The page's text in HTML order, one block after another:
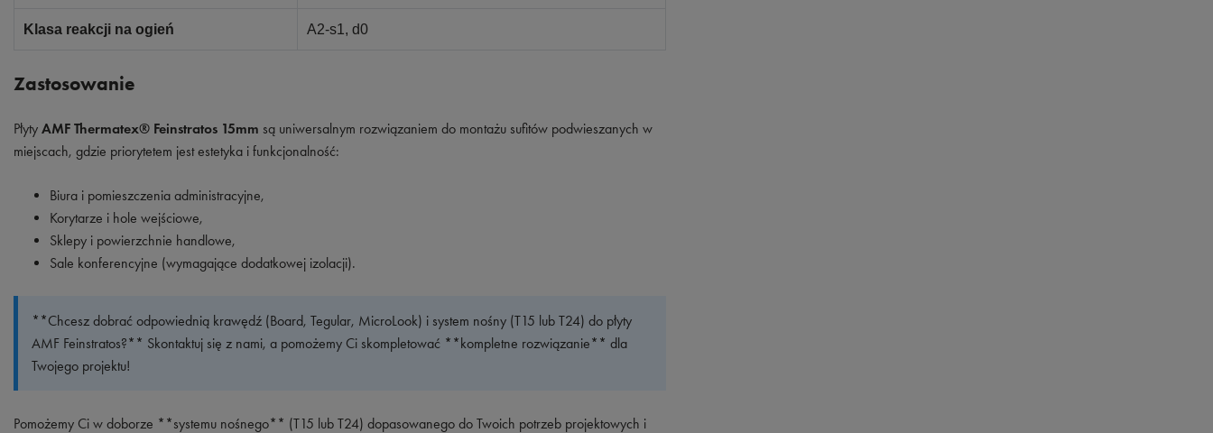
Klasa reakcji na ogień A2-s1, d0
Zastosowanie
Płyty AMF Thermatex® Feinstratos 15mm są uniwersalnym rozwiązaniem do montażu sufitów podwieszanych w
miejscach, gdzie priorytetem jest estetyka i funkcjonalność:
Biura i pomieszczenia administracyjne,
Korytarze i hole wejściowe,
Sklepy i powierzchnie handlowe,
Sale konferencyjne (wymagające dodatkowej izolacji).
**Chcesz dobrać odpowiednią krawędź (Board, Tegular, MicroLook) i system nośny (T15 lub T24) do płyty
AMF Feinstratos?** Skontaktuj się z nami, a pomożemy Ci skompletować **kompletne rozwiązanie** dla
Twojego projektu!
Pomożemy Ci w doborze **systemu nośnego** (T15 lub T24) dopasowanego do Twoich potrzeb projektowych i